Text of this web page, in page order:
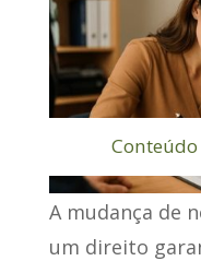
A mudança de
um direito